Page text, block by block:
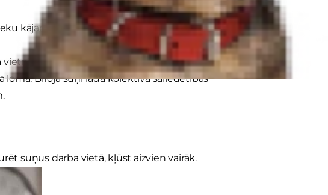
kājām var gulēt pat deviņi suņi.
vietni vai pagatavot kafiju, uzņēmuma
Biroja suņi rada kolektīva saliedētības
suņus darba vietā, kļūst aizvien vairāk.